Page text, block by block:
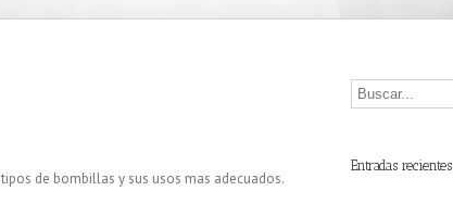
de bombillas y sus usos mas adecuados.
Entradas recientes